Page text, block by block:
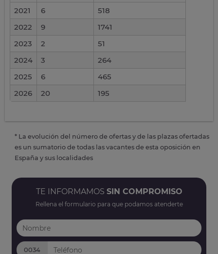
2021
6
518
2022
9
1741
2023
2
51
2024
3
264
2025
6
465
2026
20 195
* La evolución del número de ofertas y de las plazas ofertadas
es un sumatorio de todas las vacantes de esta oposición en
España y sus localidades
TE INFORMAMOS SIN COMPROMISO
Rellena el formulario para que podamos atenderte
0034